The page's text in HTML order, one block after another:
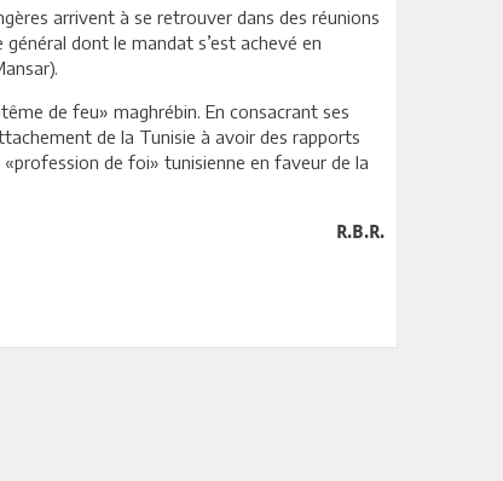
arrivent à se retrouver dans des réunions
dont le mandat s’est achevé en
de feu» maghrébin. En consacrant ses
de la Tunisie à avoir des rapports
de foi» tunisienne en faveur de la
R.B.R.